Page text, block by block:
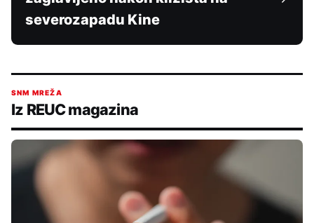
severozapadu Kine
SNM MREŽA
Iz REUC magazina